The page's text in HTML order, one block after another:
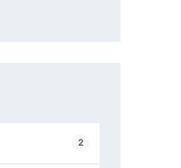
2